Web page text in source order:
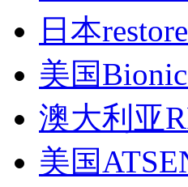
日本
美国
澳大利亚
美国